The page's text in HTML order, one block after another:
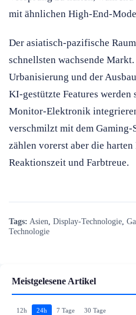
mit ähnlichen High-End-
Der asiatisch-pazifische
schnellsten wachsende
Urbanisierung und der
KI-gestützte Features werden
Monitor-Elektronik
verschmilzt mit dem Gaming-
zählen vorerst aber die
Reaktionszeit und Farbtreue.
Tags: Asien Display-Technologie
Technologie
Meistgelesene Artikel
12h 24h 7 Tage 30 Tage